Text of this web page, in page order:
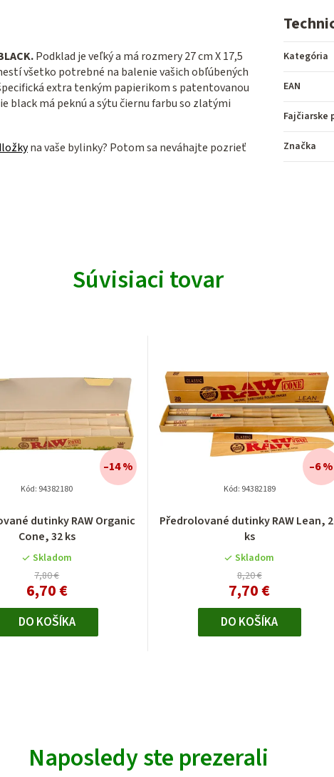
Podklad je veľký a má rozmery 27 cm X 17,5
všetko potrebné na balenie vašich obľúbených
extra tenkým papierikom s patentovanou
black má peknú a sýtu čiernu farbu so zlatými
na vaše bylinky? Potom sa neváhajte pozrieť
Kategória
EAN
Fajčiarske
Značka
Súvisiaci tovar
dutinky RAW Organic
Cone, 32 ks
Skladom
7,80 €
6,70 €
–14 %
DO KOŠÍKA
Kód: 94382180
Předrolované dutinky RAW Lean,
ks
Skladom
8,20 €
7,70 €
–6 %
DO KOŠÍKA
Kód: 94382189
Naposledy ste prezerali